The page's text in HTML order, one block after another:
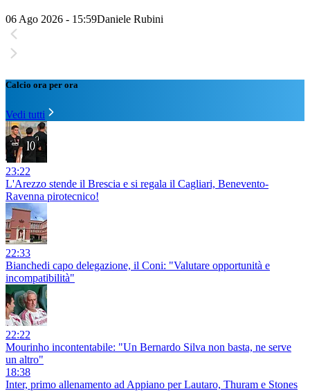
06 Ago 2026 - 15:59Daniele Rubini
Calcio ora per ora
Vedi tutti
23:22
L'Arezzo stende il Brescia e si regala il Cagliari, Benevento-
Ravenna pirotecnico!
22:33
Bianchedi capo delegazione, il Coni: "Valutare opportunità e
incompatibilità"
22:22
Mourinho incontentabile: "Un Bernardo Silva non basta, ne serve
un altro"
18:38
Inter, primo allenamento ad Appiano per Lautaro, Thuram e Stones